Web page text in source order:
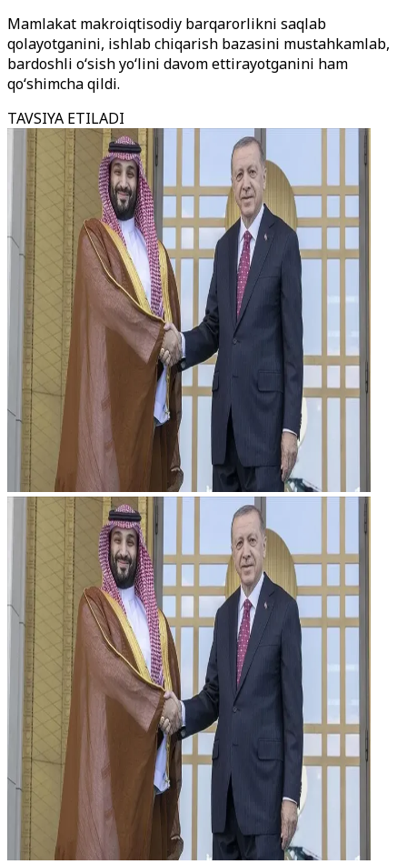
Mamlakat makroiqtisodiy barqarorlikni saqlab
qolayotganini, ishlab chiqarish bazasini mustahkamlab,
bardoshli o‘sish yo‘lini davom ettirayotganini ham
qo‘shimcha qildi.
TAVSIYA ETILADI